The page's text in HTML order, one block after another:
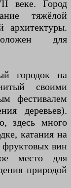
веке. Город
тяжёлой
архитектуры.
для
городок на
своими
фестивалем
деревьев).
здесь много
катания на
фруктовых вин
место для
природой